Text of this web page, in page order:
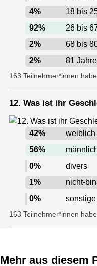
4%
18 bis
92%
26 bis
2%
68 bis
2% 81
163 Teilnehmer*innen
12. Was ist ihr
42%
weiblich
56%
0%
divers
1%
nicht-
0% sonstige
163 Teilnehmer*innen
Mehr aus diesem